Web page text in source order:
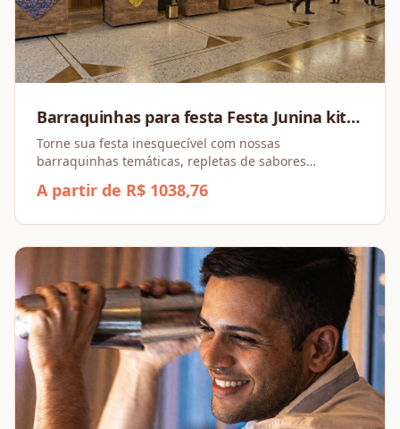
Barraquinhas para festa Festa Junina kit
de 1 a 3 barracas
Torne sua festa inesquecível com nossas
barraquinhas temáticas, repletas de sabores
A partir de R$ 1038,76